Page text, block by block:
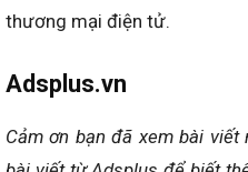
thương mại điện tử.
Adsplus.vn
Cảm ơn bạn đã xem bài viết